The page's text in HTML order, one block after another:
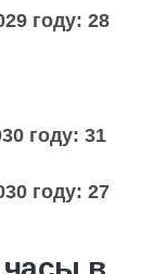
году: 28
году: 31
году: 27